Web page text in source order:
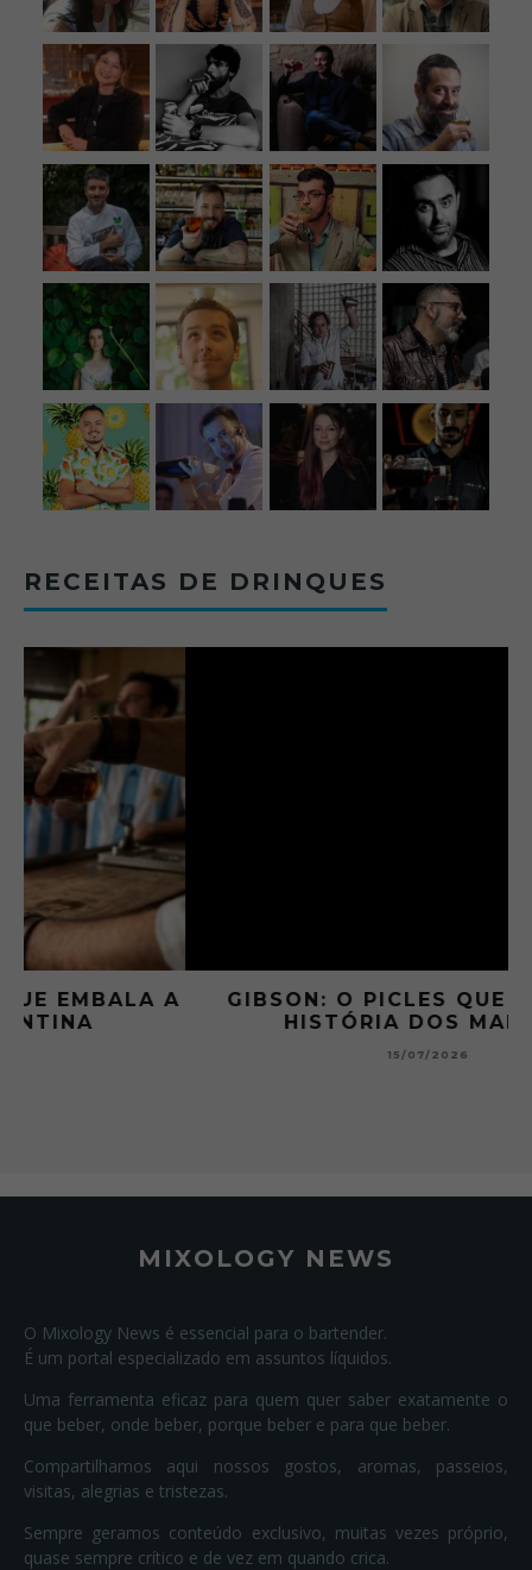
RECEITAS DE DRINQUES
GIBSON: O PICLES QUE MUDOU A
HISTÓRIA DOS MARTINI
MIXOLOGY NEWS
O Mixology News é essencial para o bartender.
É um portal especializado em assuntos líquidos.
Uma ferramenta eficaz para quem quer saber exatamente o
que beber, onde beber, porque beber e para que beber.
Compartilhamos aqui nossos gostos, aromas, passeios,
visitas, alegrias e tristezas.
Sempre geramos conteúdo exclusivo, muitas vezes próprio,
quase sempre crítico e de vez em quando crica.